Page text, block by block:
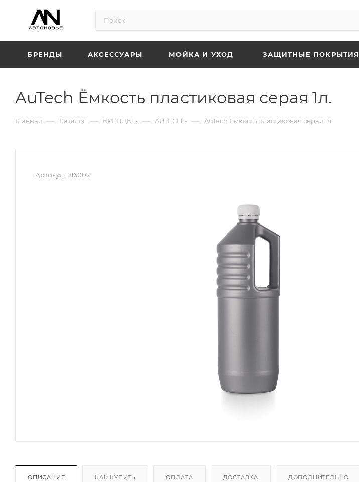
БРЕНДЫ АКСЕССУАРЫ МОЙКА И УХОД ЗАЩИТНЫЕ ПОКРЫТИЯ
AuTech Ёмкость пластиковая серая 1л.
Главная — Каталог — БРЕНДЫ — AUTECH — AuTech Ёмкость пластиковая серая 1л.
Артикул: 186002
ОПИСАНИЕ КАК КУПИТЬ ОПЛАТА ДОСТАВКА ДОПОЛНИТЕЛЬНО